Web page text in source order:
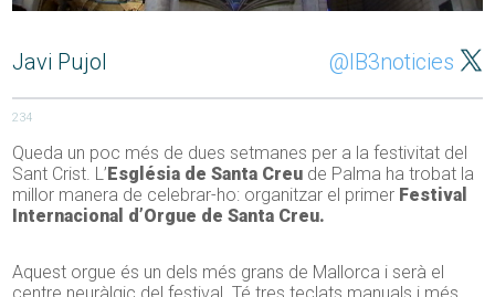
Javi Pujol @IB3noticies
234
Queda un poc més de dues setmanes per a la festivitat del
Sant Crist. L’ Església de Santa Creu de Palma ha trobat la
millor manera de celebrar-ho: organitzar el primer Festival
Internacional d’Orgue de Santa Creu.
Aquest orgue és un dels més grans de Mallorca i serà el